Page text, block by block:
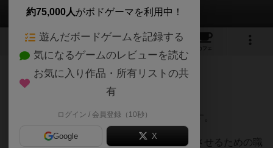
4 12
カフェ
623名 4名 0 8年弱前
仲間と何度も繰り返し遊んでいるゲームです。
それぞれ目の前に並べたカードが国を発展させるための職
約75,000人がボドゲーマを利用中！
遊んだボードゲームを記録する
気になるゲームのレビューを読む
お気に入り作品・所有リストの共
有
ログイン / 会員登録（10秒）
Google X